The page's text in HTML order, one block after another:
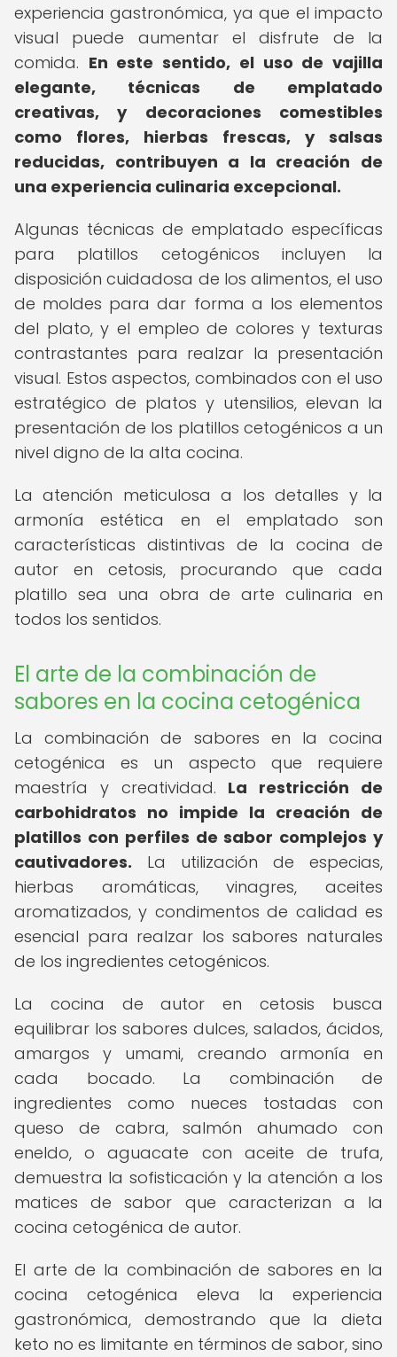
experiencia gastronómica, ya que el impacto
visual puede aumentar el disfrute de la
comida. En este sentido, el uso de vajilla
elegante, técnicas de emplatado
creativas, y decoraciones comestibles
como flores, hierbas frescas, y salsas
reducidas, contribuyen a la creación de
una experiencia culinaria excepcional.
Algunas técnicas de emplatado específicas
para platillos cetogénicos incluyen la
disposición cuidadosa de los alimentos, el uso
de moldes para dar forma a los elementos
del plato, y el empleo de colores y texturas
contrastantes para realzar la presentación
visual. Estos aspectos, combinados con el uso
estratégico de platos y utensilios, elevan la
presentación de los platillos cetogénicos a un
nivel digno de la alta cocina.
La atención meticulosa a los detalles y la
armonía estética en el emplatado son
características distintivas de la cocina de
autor en cetosis, procurando que cada
platillo sea una obra de arte culinaria en
todos los sentidos.
El arte de la combinación de
sabores en la cocina cetogénica
La combinación de sabores en la cocina
cetogénica es un aspecto que requiere
maestría y creatividad. La restricción de
carbohidratos no impide la creación de
platillos con perfiles de sabor complejos y
cautivadores. La utilización de especias,
hierbas aromáticas, vinagres, aceites
aromatizados, y condimentos de calidad es
esencial para realzar los sabores naturales
de los ingredientes cetogénicos.
La cocina de autor en cetosis busca
equilibrar los sabores dulces, salados, ácidos,
amargos y umami, creando armonía en
cada bocado. La combinación de
ingredientes como nueces tostadas con
queso de cabra, salmón ahumado con
eneldo, o aguacate con aceite de trufa,
demuestra la sofisticación y la atención a los
matices de sabor que caracterizan a la
cocina cetogénica de autor.
El arte de la combinación de sabores en la
cocina cetogénica eleva la experiencia
gastronómica, demostrando que la dieta
keto no es limitante en términos de sabor, sino